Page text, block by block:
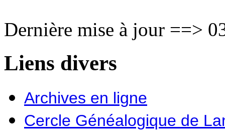
Dernière mise à jour ==>
Liens divers
Archives en ligne
Cercle Généalogique de